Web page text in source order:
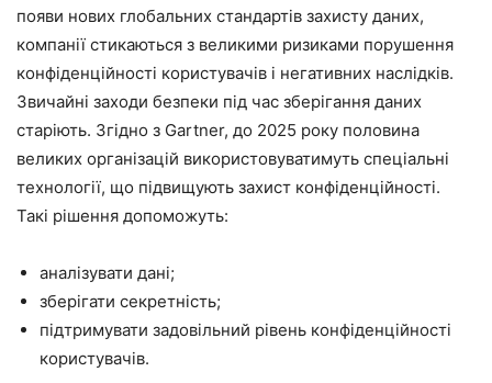
появи нових глобальних стандартів захисту даних,
компанії стикаються з великими ризиками порушення
конфіденційності користувачів і негативних наслідків.
Звичайні заходи безпеки під час зберігання даних
старіють. Згідно з Gartner, до 2025 року половина
великих організацій використовуватимуть спеціальні
технології, що підвищують захист конфіденційності.
Такі рішення допоможуть:
аналізувати дані;
зберігати секретність;
підтримувати задовільний рівень конфіденційності
користувачів.